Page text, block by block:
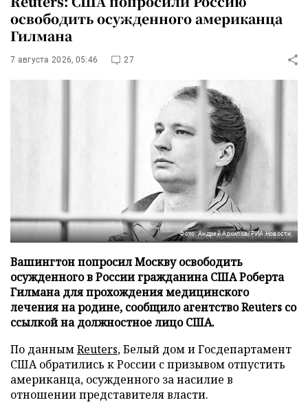
освободить осужденного американца
Гилмана
7 августа 2026, 05:46 27
Фото: Андрей Архипов/РИА Новости
Вашингтон попросил Москву освободить
осужденного в России гражданина США Роберта
Гилмана для прохождения медицинского
лечения на родине, сообщило агентство Reuters со
ссылкой на должностное лицо США.
По даннымReuters, Белый дом и Госдепартамент
США обратились к России с призывом отпустить
американца, осужденного за насилие в
отношении представителя власти.